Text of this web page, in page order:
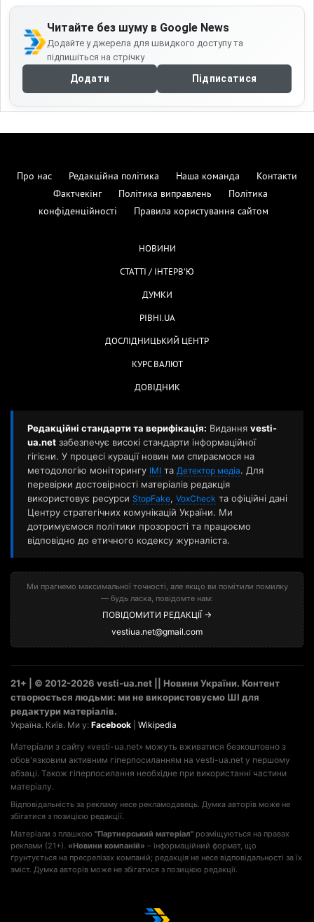
Читайте без шуму в Google News
Додайте у джерела для швидкого доступу та
підпишіться на стрічку
Додати Підписатися
Про нас Редакційна політика Наша команда
Контакти
Фактчекінг
Політика виправлень
Політика
конфіденційності
Правила користування сайтом
НОВИНИ
СТАТТІ / ІНТЕРВ'Ю
ДУМКИ
РІВНІ.UA
ДОСЛІДНИЦЬКИЙ ЦЕНТР
КУРС ВАЛЮТ
ДОВІДНИК
Редакційні стандарти та верифікація: Видання vesti-
ua.net забезпечує високі стандарти інформаційної
гігієни. У процесі курації новин ми спираємося на
методологію моніторингу ІМІ та Детектор медіа. Для
перевірки достовірності матеріалів редакція
використовує ресурси StopFake, VoxCheck та офіційні дані
Центру стратегічних комунікацій України. Ми
дотримуємося політики прозорості та працюємо
відповідно до етичного кодексу журналіста.
Ми прагнемо максимальної точності, але якщо ви помітили помилку
— будь ласка, повідомте нам:
ПОВІДОМИТИ РЕДАКЦІЇ →
vestiua.net@gmail.com
21+ | © 2012-2026 vesti-ua.net || Новини України. Контент
створюється людьми: ми не використовуємо ШІ для
редактури матеріалів.
Україна. Київ. Ми у: Facebook Wikipedia
Матеріали з сайту «vesti-ua.net» можуть вживатися безкоштовно з
обов'язковим активним гіперпосиланням на vesti-ua.net у першому
абзаці. Також гіперпосилання необхідне при використанні частини
матеріалу.
Відповідальність за рекламу несе рекламодавець. Думка авторів може не
збігатися з позицією редакції.
Матеріали з плашкою "Партнерський матеріал" розміщуються на правах
реклами (21+). «Новини компаній» – інформаційний формат, що
ґрунтується на пресрелізах компаній; редакція не несе відповідальності за їх
зміст. Думка авторів може не збігатися з позицією редакції.